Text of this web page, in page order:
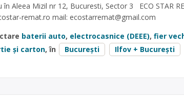
în Aleea Mizil nr 12, Bucuresti, Sector 3 ECO STAR
remat.ro mail: ecostarremat@gmail.com
baterii auto, electrocasnice (DEEE), fier
și carton, în București Ilfov + București